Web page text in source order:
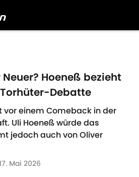
Hoeneß bezieht
Debatte
vor einem Comeback in der
Uli Hoeneß würde das
jedoch auch von Oliver
Mai 2026